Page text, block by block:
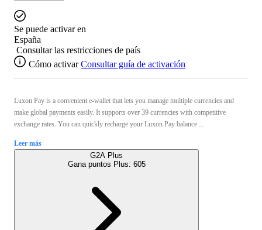
Se puede activar en
España
Consultar las restricciones de país
Cómo activar Consultar guía de activación
Luxon Pay is a convenient e-wallet that lets you manage multiple currencies and
make global payments easily. It supports over 39 currencies with competitive
exchange rates. You can quickly recharge your Luxon Pay balance ...
Leer más
G2A Plus
Gana puntos Plus: 605